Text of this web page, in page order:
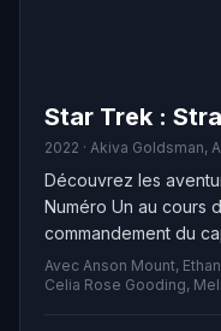
Star Trek :
2022 · Akiva Goldsman,
Découvrez les
Numéro Un au cours
commandement du
qu'ils partent à la
travers la galaxie.
Avec Anson Mount,
Celia Rose Gooding,